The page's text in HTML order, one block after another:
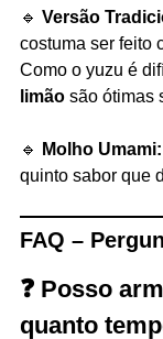
🔹 Versão
costuma ser feito
Como o yuzu é
limãosão ótimas
🔹 Molho Umami:
quinto sabor que
FAQ –
❓ Posso
quanto